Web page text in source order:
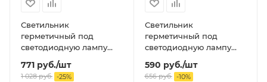
Светильник
герметичный под
светодиодную лампу
ССП-456 2xLED-Т8-1200
G13 230В IP65 1200 мм
771 руб./шт
1 028руб. -25%
Светильник
герметичный под
светодиодную лампу
SPP-101-0-002-120 ЭРА
IP65 T8 G13 1200мм
590 руб./шт
656руб. -10%